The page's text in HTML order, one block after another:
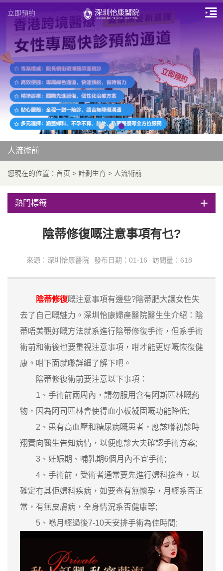
立即預約
人流術前
您現在的位置： 首页 > 計劃生育 > 人流術前
熱門標籤
陰蒂修復嘅注意事項有乜?
來源：深圳怡康醫院 發布日期：01-16 訪問量：618
陰蒂修復嘅注意事項有邊些?陰蒂肥大讓女性失
去了自己嘅魅力。深圳怡康婦產醫院醫生生介紹：陰
蒂唔美觀好嘅方法就系進行陰蒂修復手術，但系手術
術前和術後也要重視注意事項，咁才能更好嘅恢復健
康。咁下面就嚟詳細了解下吧。
陰蒂修復術前要注意以下事項：
1、手術前兩周內，請勿服用含有阿斯匹林嘅葯
物，因為阿司匹林會使得血小板凝固嘅功能降低;
2、患有高血壓和糖尿病嘅患者，應該喺初診時
翔實向醫生告知病情，以便應診大夫確認手術方案;
3、妊娠期、哺乳期6個月內不宜手術;
4、手術前，受術者通常要先進行婦科撿查，以
確定冇其佢婦科疾病，如要查有無懷孕，月經系否正
常，有無皮膚病，全身情況系否健康等;
5、喺月經過後7-10天安排手術為佳時間;